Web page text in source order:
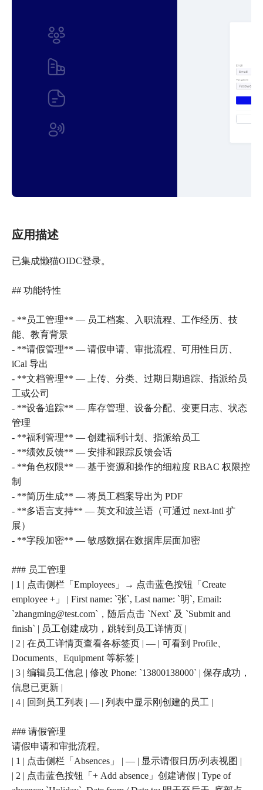
应用描述
已集成懒猫OIDC登录。
## 功能特性
- **员工管理** — 员工档案、入职流程、工作经历、技
能、教育背景
- **请假管理** — 请假申请、审批流程、可用性日历、
iCal 导出
- **文档管理** — 上传、分类、过期日期追踪、指派给员
工或公司
- **设备追踪** — 库存管理、设备分配、变更日志、状态
管理
- **福利管理** — 创建福利计划、指派给员工
- **绩效反馈** — 安排和跟踪反馈会话
- **角色权限** — 基于资源和操作的细粒度 RBAC 权限控
制
- **简历生成** — 将员工档案导出为 PDF
- **多语言支持** — 英文和波兰语（可通过 next-intl 扩
展）
- **字段加密** — 敏感数据在数据库层面加密
### 员工管理
| 1 | 点击侧栏「Employees」→ 点击蓝色按钮「Create
employee +」 | First name: `张`, Last name: `明`, Email:
`zhangming@test.com`，随后点击 `Next` 及 `Submit and
finish` | 员工创建成功，跳转到员工详情页 |
| 2 | 在员工详情页查看各标签页 | — | 可看到 Profile、
Documents、Equipment 等标签 |
| 3 | 编辑员工信息 | 修改 Phone: `13800138000` | 保存成功，
信息已更新 |
| 4 | 回到员工列表 | — | 列表中显示刚创建的员工 |
### 请假管理
请假申请和审批流程。
| 1 | 点击侧栏「Absences」 | — | 显示请假日历/列表视图 |
| 2 | 点击蓝色按钮「+ Add absence」创建请假 | Type of